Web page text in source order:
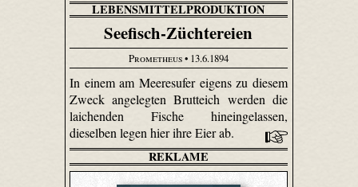
LEBENSMITTELPRODUKTION
Seefisch-Züchtereien
Prometheus• 13.6.1894
In einem am Meeresufer eigens zu diesem
Zweck angelegten Brutteich werden die
laichenden Fische hineingelassen,
dieselben legen hier ihre Eier ab.
REKLAME